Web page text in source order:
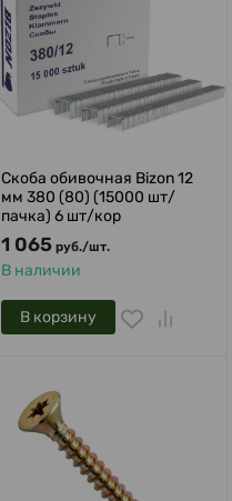
Скоба обивочная Bizon 12
мм 380 (80) (15000 шт/
пачка) 6 шт/кор
1 065 руб./шт.
В наличии
В корзину